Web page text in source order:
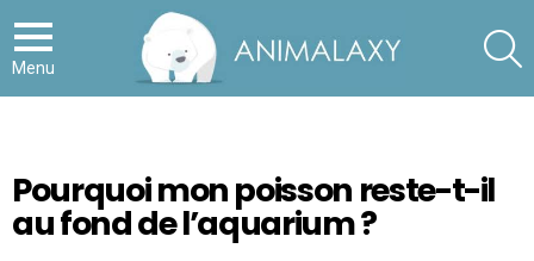
Menu
Pourquoi mon poisson reste-t-il
au fond de l’aquarium ?